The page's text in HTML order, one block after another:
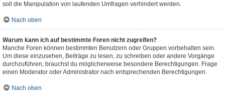
soll die Manipulation von laufenden Umfragen verhindert werden.
Nach oben
Warum kann ich auf bestimmte Foren nicht zugreifen?
Manche Foren können bestimmten Benutzern oder Gruppen vorbehalten sein.
Um diese einzusehen, Beiträge zu lesen, zu schreiben oder andere Vorgänge
durchzuführen, brauchst du möglicherweise besondere Berechtigungen. Frage
einen Moderator oder Administrator nach entsprechenden Berechtigungen.
Nach oben